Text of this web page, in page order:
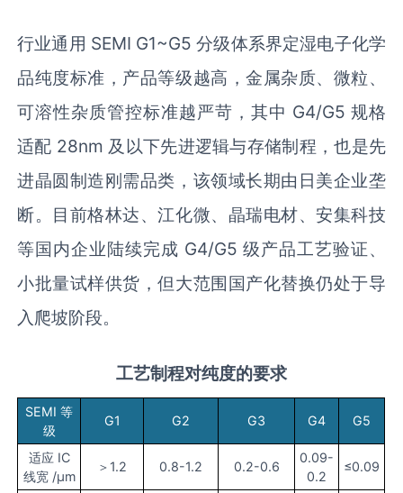
行业通用 SEMI G1~G5 分级体系界定湿电子化学
品纯度标准，产品等级越高，金属杂质、微粒、
可溶性杂质管控标准越严苛，其中 G4/G5 规格
适配 28nm 及以下先进逻辑与存储制程，也是先
进晶圆制造刚需品类，该领域长期由日美企业垄
断。目前格林达、江化微、晶瑞电材、安集科技
等国内企业陆续完成 G4/G5 级产品工艺验证、
小批量试样供货，但大范围国产化替换仍处于导
入爬坡阶段。
工艺制程对纯度的要求
SEMI 等
级
G1 G2 G3 G4 G5
适应 IC
线宽 /μm
＞1.2 0.8-1.2 0.2-0.6
0.09-
0.2
≤0.09